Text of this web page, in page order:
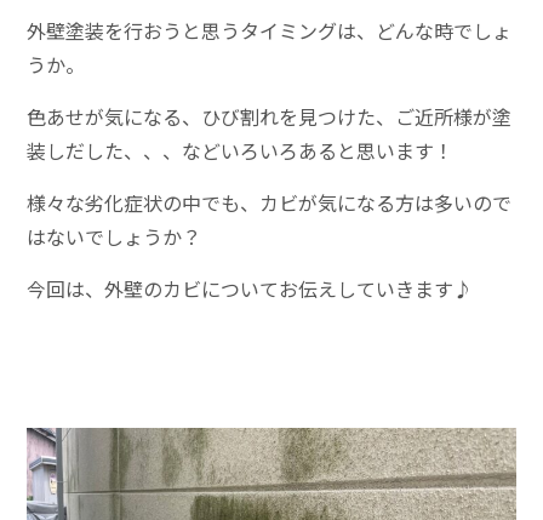
外壁塗装を行おうと思うタイミングは、どんな時でしょ
うか。
色あせが気になる、ひび割れを見つけた、ご近所様が塗
装しだした、、、などいろいろあると思います！
様々な劣化症状の中でも、カビが気になる方は多いので
はないでしょうか？
今回は、外壁のカビについてお伝えしていきます♪